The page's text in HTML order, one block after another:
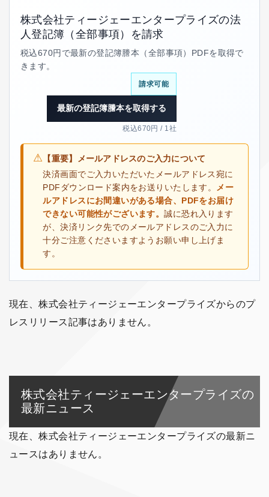
株式会社ティージェーエンタープライズの法
人登記簿（全部事項）を請求
税込670円で最新の登記簿謄本（全部事項）PDFを取得で
きます。
請求可能
最新の登記簿謄本を取得する
税込670円 / 1社
⚠ 【重要】メールアドレスのご入力について
決済画面でご入力いただいたメールアドレス宛に
PDFダウンロード案内をお送りいたします。 メー
ルアドレスにお間違いがある場合、PDFをお届け
できない可能性がございます。誠に恐れ入ります
が、決済リンク先でのメールアドレスのご入力に
十分ご注意くださいますようお願い申し上げま
す。
現在、株式会社ティージェーエンタープライズからのプ
レスリリース記事はありません。
株式会社ティージェーエンタープライズの
最新ニュース
現在、株式会社ティージェーエンタープライズの最新ニ
ュースはありません。